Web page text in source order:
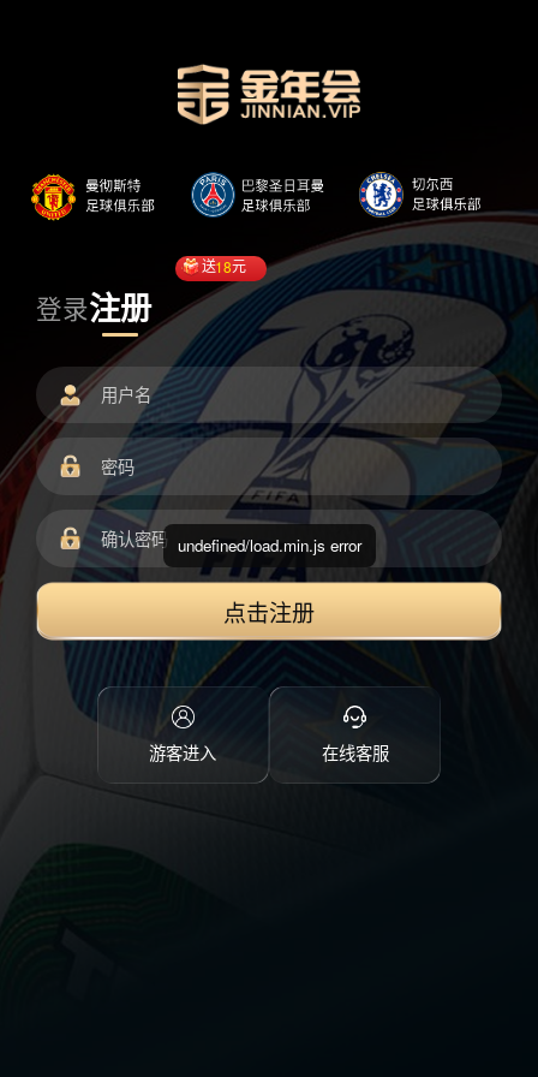
登录注册
送18元
点击注册
游客进入 在线客服
undefined/load.min.js error